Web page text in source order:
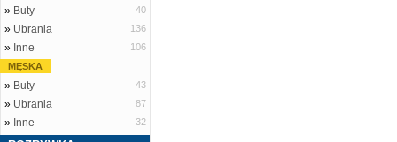
» Buty 40
» Ubrania 136
» Inne
106
MĘSKA
» Buty 43
» Ubrania 87
» Inne 32